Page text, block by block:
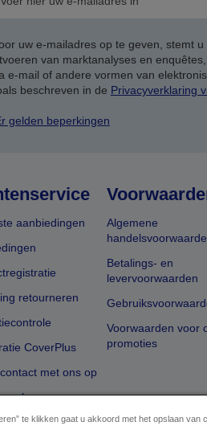
uw e-mailadres op te geven, stemt
van marktanalyses en
e-mail of andere vormen van
beschreven in de Privacyverklaring
gelden beperkingen
aanbiedingen
retourneren
CoverPlus
met ons op
zoeken
Algemene
Betalings- en
levervoorwaarden
Voorwaarden voor
promoties
te klikken gaat u akkoord met het opslaan van